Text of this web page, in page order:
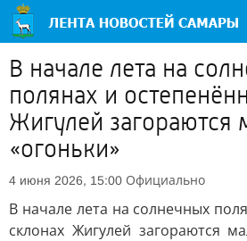
В начале лета на
полянах и
Жигулей загораются
«огоньки»
4 июня 2026, 15:00 Официально
В начале лета на солнечных
склонах Жигулей загораются